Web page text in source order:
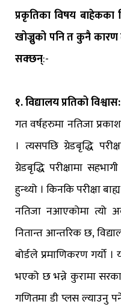
प्रकृतिका विषय
खोज्नुको पनि त कुनै कारण
सक्छन्:-
१. विद्यालय प्रतिको विश्वास:
गत वर्षहरुमा नतिजा
। त्यसपछि ग्रेडबृद्धि
ग्रेडबृद्धि परीक्षामा
हुन्थ्यो । किनकि परीक्षा
नतिजा नआएकोमा त्यो
नितान्त आन्तरिक छ,
बोर्डले प्रमाणिकरण गर्यो ।
भएको छ भन्ने कुरामा
गणितमा डी प्लस ल्याउनु